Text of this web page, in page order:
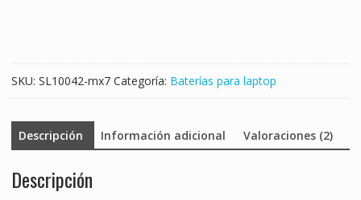
13-
2004TU,SPECTRE
XT
13-
2005TU,Spectre
13-
2021TU,SPECTRE
SKU: SL10042-mx7 Categoría: Baterías para laptop
Descripción Información adicional Valoraciones (2)
Descripción